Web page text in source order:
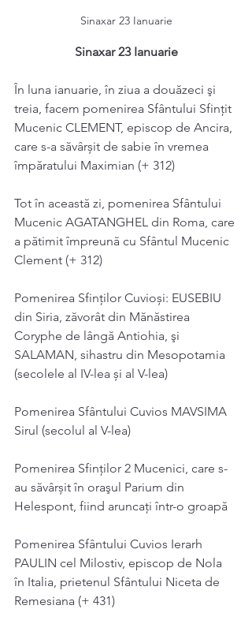
Sinaxar 23 Ianuarie
Sinaxar 23 Ianuarie
În luna ianuarie, în ziua a douăzeci şi
treia, facem pomenirea Sfântului Sfințit
Mucenic CLEMENT, episcop de Ancira,
care s-a săvârșit de sabie în vremea
împăratului Maximian (+ 312)
Tot în această zi, pomenirea Sfântului
Mucenic AGATANGHEL din Roma, care
a pătimit împreună cu Sfântul Mucenic
Clement (+ 312)
Pomenirea Sfinților Cuvioși: EUSEBIU
din Siria, zăvorât din Mănăstirea
Coryphe de lângă Antiohia, şi
SALAMAN, sihastru din Mesopotamia
(secolele al IV-lea și al V-lea)
Pomenirea Sfântului Cuvios MAVSIMA
Sirul (secolul al V-lea)
Pomenirea Sfinților 2 Mucenici, care s-
au săvârșit în oraşul Parium din
Helespont, fiind aruncaţi într-o groapă
Pomenirea Sfântului Cuvios Ierarh
PAULIN cel Milostiv, episcop de Nola
în Italia, prietenul Sfântului Niceta de
Remesiana (+ 431)